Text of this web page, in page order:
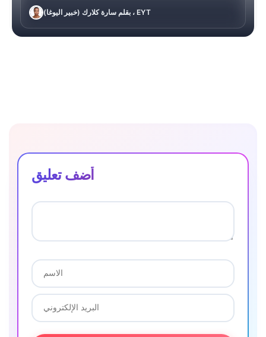
بقلم سارة كلارك (خبير اليوغا) ، EYT
أضف تعليق